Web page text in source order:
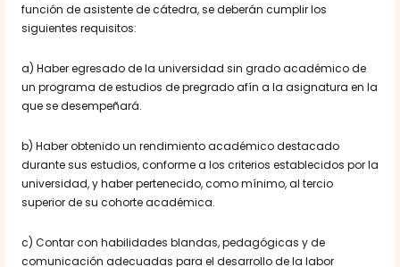
función de asistente de cátedra, se deberán cumplir los
siguientes requisitos:
a) Haber egresado de la universidad sin grado académico de
un programa de estudios de pregrado afín a la asignatura en la
que se desempeñará.
b) Haber obtenido un rendimiento académico destacado
durante sus estudios, conforme a los criterios establecidos por la
universidad, y haber pertenecido, como mínimo, al tercio
superior de su cohorte académica.
c) Contar con habilidades blandas, pedagógicas y de
comunicación adecuadas para el desarrollo de la labor